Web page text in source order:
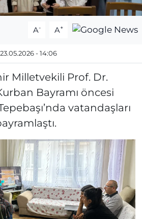
A- A+
23.05.2026 - 14:06
Milletvekili Prof. Dr.
Bayramı öncesi
vatandaşları